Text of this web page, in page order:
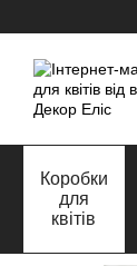
Коробки
для
квітів